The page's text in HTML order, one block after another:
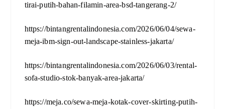
tirai-putih-bahan-filamin-area-bsd-tangerang-2/
https://bintangrentalindonesia.com/2026/06/04/sewa-
meja-ibm-sign-out-landscape-stainless-jakarta/
https://bintangrentalindonesia.com/2026/06/03/rental-
sofa-studio-stok-banyak-area-jakarta/
https://meja.co/sewa-meja-kotak-cover-skirting-putih-